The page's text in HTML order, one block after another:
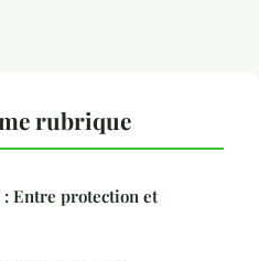
rubrique
Entre protection et